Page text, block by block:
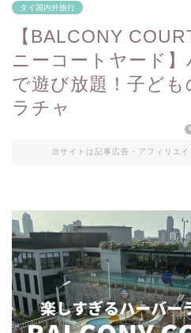
タイ国内外旅行
【BALCONY
ニーコートヤード
で遊び放題！子ど
ラチャ
当サイトは記事広告・アフィリエ